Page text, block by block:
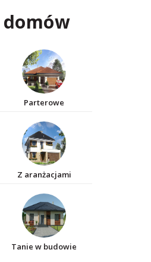
Parterowe
Z aranżacjami
Tanie w budowie